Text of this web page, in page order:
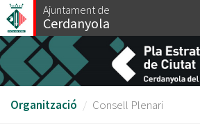
Vés
al
contingut
Ajuntament de
Cerdanyola
Organització Consell Plenari